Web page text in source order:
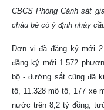
CBCS Phòng Cảnh sát
cháu bé có ý định nhảy
Đơn vị đã đăng ký mới
đăng ký mới 1.572
bộ - đường sắt cũng đã
tô, 11.328 mô tô, 177 xe
nước trên 8,2 tỷ đồng,